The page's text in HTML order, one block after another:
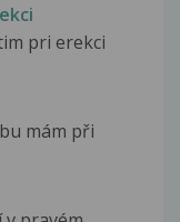
pri erekci
mám při